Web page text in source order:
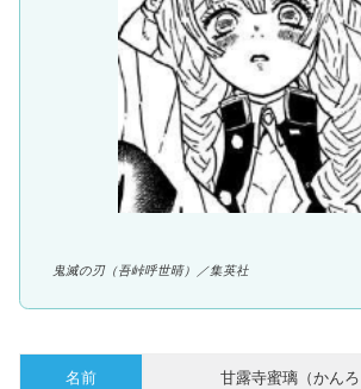
鬼滅の刃（吾峠呼世晴）／集英社
名前 甘露寺蜜璃（かんろ